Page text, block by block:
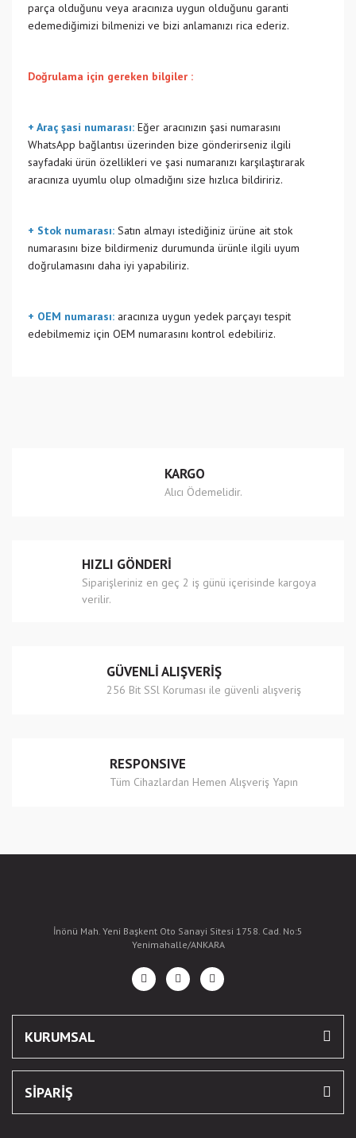
parça olduğunu veya aracınıza uygun olduğunu garanti
edemediğimizi bilmenizi ve bizi anlamanızı rica ederiz.
Doğrulama için gereken bilgiler :
+ Araç şasi numarası: Eğer aracınızın şasi numarasını
WhatsApp bağlantısı üzerinden bize gönderirseniz ilgili
sayfadaki ürün özellikleri ve şasi numaranızı karşılaştırarak
aracınıza uyumlu olup olmadığını size hızlıca bildiririz.
+ Stok numarası: Satın almayı istediğiniz ürüne ait stok
numarasını bize bildirmeniz durumunda ürünle ilgili uyum
doğrulamasını daha iyi yapabiliriz.
+ OEM numarası: aracınıza uygun yedek parçayı tespit
edebilmemiz için OEM numarasını kontrol edebiliriz.
Ürün açıklamasında eksik bilgiler bulunuyor.
Bu ürüne benzer farklı alternatifler olmalı.
Gönder
KARGO
Alıcı Ödemelidir.
HIZLI GÖNDERİ
Siparişleriniz en geç 2 iş günü içerisinde kargoya
verilir.
GÜVENLİ ALIŞVERİŞ
256 Bit SSl Koruması ile güvenli alışveriş
RESPONSIVE
Tüm Cihazlardan Hemen Alışveriş Yapın
İnönü Mah. Yeni Başkent Oto Sanayi Sitesi 1758. Cad. No:5
Yenimahalle/ANKARA
KURUMSAL
SİPARİŞ